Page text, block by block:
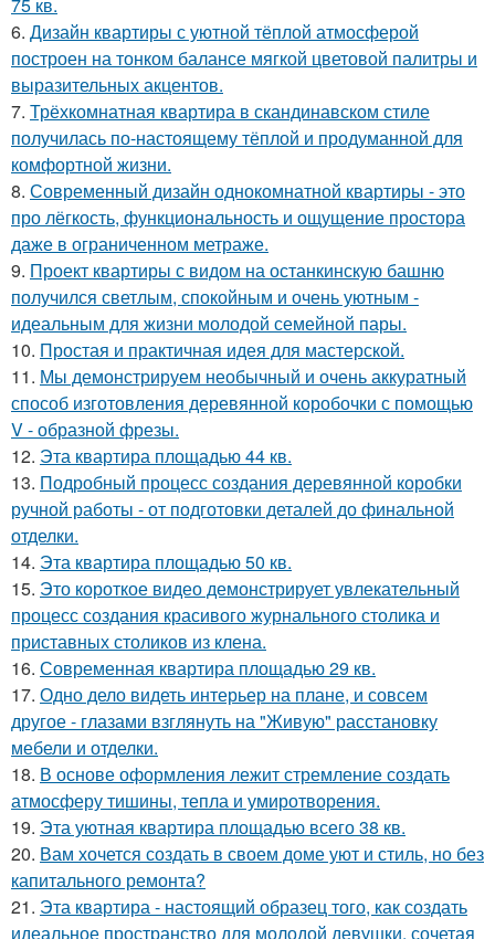
6. Дизайн квартиры с уютной тёплой атмосферой
построен на тонком балансе мягкой цветовой палитры и
выразительных акцентов.
7. Трёхкомнатная квартира в скандинавском стиле
получилась по-настоящему тёплой и продуманной для
комфортной жизни.
8. Современный дизайн однокомнатной квартиры - это
про лёгкость, функциональность и ощущение простора
даже в ограниченном метраже.
9. Проект квартиры с видом на останкинскую башню
получился светлым, спокойным и очень уютным -
идеальным для жизни молодой семейной пары.
10. Простая и практичная идея для мастерской.
11. Мы демонстрируем необычный и очень аккуратный
способ изготовления деревянной коробочки с помощью
V - образной фрезы.
12. Эта квартира площадью 44 кв.
13. Подробный процесс создания деревянной коробки
ручной работы - от подготовки деталей до финальной
отделки.
14. Эта квартира площадью 50 кв.
15. Это короткое видео демонстрирует увлекательный
процесс создания красивого журнального столика и
приставных столиков из клена.
16. Современная квартира площадью 29 кв.
17. Одно дело видеть интерьер на плане, и совсем
другое - глазами взглянуть на "Живую" расстановку
мебели и отделки.
18. В основе оформления лежит стремление создать
атмосферу тишины, тепла и умиротворения.
19. Эта уютная квартира площадью всего 38 кв.
20. Вам хочется создать в своем доме уют и стиль, но без
капитального ремонта?
21. Эта квартира - настоящий образец того, как создать
идеальное пространство для молодой девушки, сочетая